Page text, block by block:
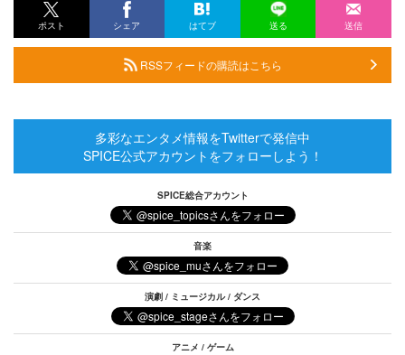
ポスト シェア はてブ 送る 送信
RSSフィードの購読はこちら
多彩なエンタメ情報をTwitterで発信中
SPICE公式アカウントをフォローしよう！
SPICE総合アカウント
音楽
演劇 / ミュージカル / ダンス
アニメ / ゲーム